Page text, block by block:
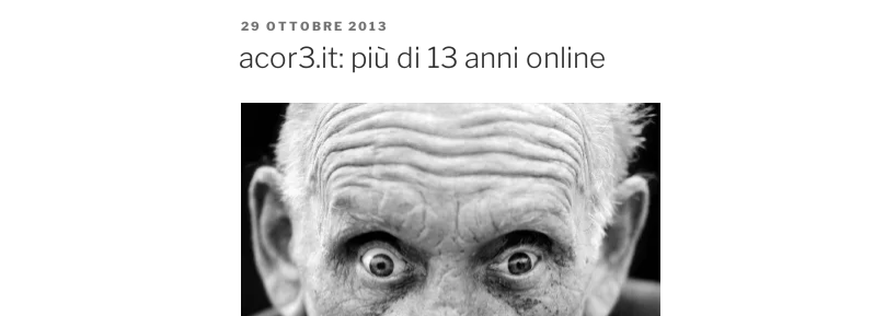
PUBBLICATO
29 OTTOBRE 2013
acor3.it: più di 13 anni online